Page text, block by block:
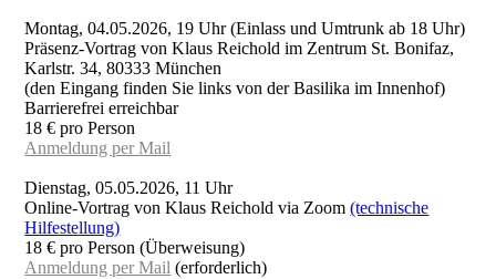
Montag, 04.05.2026, 19 Uhr (Einlass und Umtrunk ab 18 Uhr)
Präsenz-Vortrag von Klaus Reichold im Zentrum St. Bonifaz,
Karlstr. 34, 80333 München
(den Eingang finden Sie links von der Basilika im Innenhof)
Barrierefrei erreichbar
18 € pro Person
Anmeldung per Mail
Dienstag, 05.05.2026, 11 Uhr
Online-Vortrag von Klaus Reichold via Zoom(technische
Hilfestellung)
18 € pro Person (Überweisung)
Anmeldung per Mail (erforderlich)